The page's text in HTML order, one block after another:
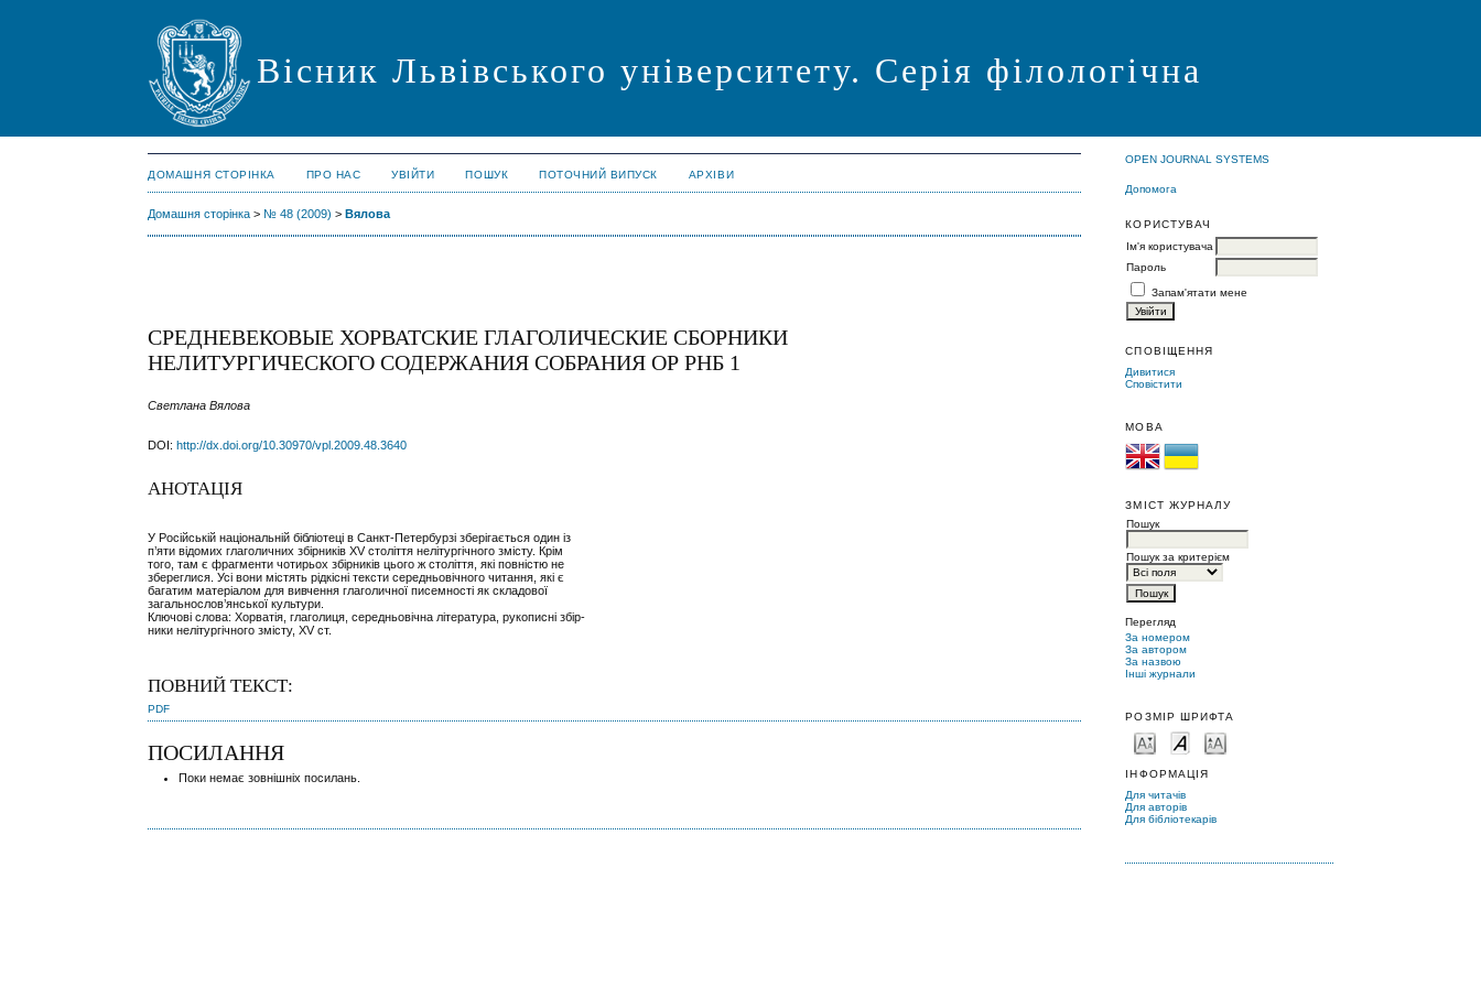
Вісник Львівського університету. Серія філологічна
OPEN JOURNAL SYSTEMS
Допомога
КОРИСТУВАЧ
Ім'я користувача
Пароль
Запам'ятати мене
СПОВІЩЕННЯ
Дивитися
Сповістити
МОВА
ЗМІСТ ЖУРНАЛУ
Пошук
Пошук за критерієм
Перегляд
За номером
За автором
За назвою
Інші журнали
РОЗМІР ШРИФТА
ІНФОРМАЦІЯ
Для читачів
Для авторів
Для бібліотекарів
ДОМАШНЯ СТОРІНКА ПРО НАС УВІЙТИ ПОШУК ПОТОЧНИЙ ВИПУСК АРХІВИ
Домашня сторінка > № 48 (2009) >Вялова
СРЕДНЕВЕКОВЫЕ ХОРВАТСКИЕ ГЛАГОЛИЧЕСКИЕ СБОРНИКИ
НЕЛИТУРГИЧЕСКОГО СОДЕРЖАНИЯ СОБРАНИЯ ОР РНБ 1
Светлана Вялова
DOI:http://dx.doi.org/10.30970/vpl.2009.48.3640
АНОТАЦІЯ
У Російській національній бібліотеці в Санкт-Петербурзі зберігається один із
п’яти відомих глаголичних збірників ХV століття нелітургічного змісту. Крім
того, там є фрагменти чотирьох збірників цього ж століття, які повністю не
збереглися. Усі вони містять рідкісні тексти середньовічного читання, які є
багатим матеріалом для вивчення глаголичної писемності як складової
загальнослов’янської культури.
Ключові слова: Хорватія, глаголиця, середньовічна література, рукописні збір-
ники нелітургічного змісту, XV ст.
ПОВНИЙ ТЕКСТ:
PDF
ПОСИЛАННЯ
Поки немає зовнішніх посилань.